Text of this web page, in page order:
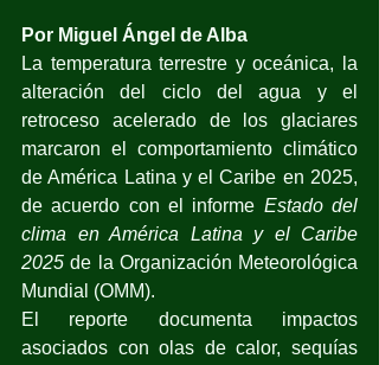
Por Miguel Ángel de Alba
La temperatura terrestre y oceánica, la
alteración del ciclo del agua y el
retroceso acelerado de los glaciares
marcaron el comportamiento climático
de América Latina y el Caribe en 2025,
de acuerdo con el informe Estado del
clima en América Latina y el Caribe
2025 de la Organización Meteorológica
Mundial (OMM).
El reporte documenta impactos
asociados con olas de calor, sequías